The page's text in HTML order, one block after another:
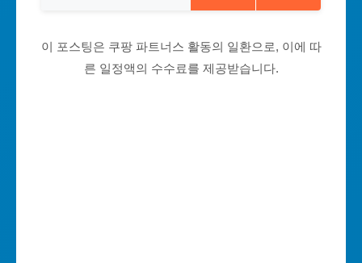
이 포스팅은 쿠팡 파트너스 활동의 일환으로, 이에 따
른 일정액의 수수료를 제공받습니다.